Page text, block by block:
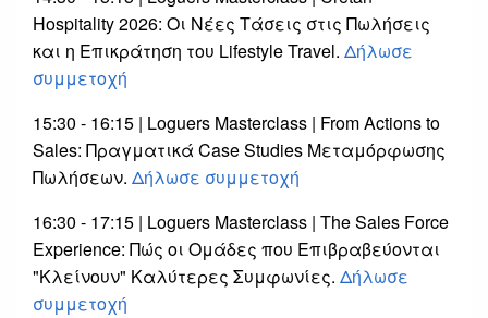
Hospitality 2026: Οι Νέες Τάσεις στις Πωλήσεις
και η Επικράτηση του Lifestyle Travel. Δήλωσε
συμμετοχή
15:30 - 16:15 | Loguers Masterclass | From Actions to
Sales: Πραγματικά Case Studies Μεταμόρφωσης
Πωλήσεων. Δήλωσε συμμετοχή
16:30 - 17:15 | Loguers Masterclass | The Sales Force
Experience: Πώς οι Ομάδες που Επιβραβεύονται
"Κλείνουν" Καλύτερες Συμφωνίες. Δήλωσε
συμμετοχή